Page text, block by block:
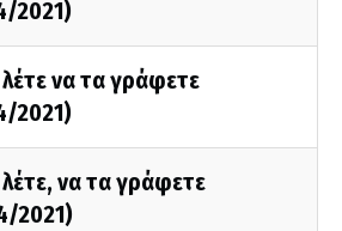
2021)
να τα γράφετε
2021)
να τα γράφετε
2021)